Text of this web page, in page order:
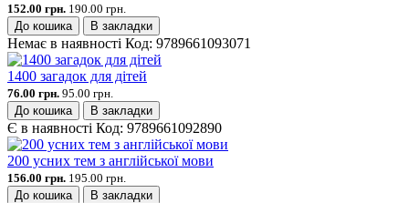
152.00 грн. 190.00 грн.
До кошика
В закладки
Немає в наявності Код: 9789661093071
1400 загадок для дітей
76.00 грн. 95.00 грн.
До кошика
В закладки
Є в наявності Код: 9789661092890
200 усних тем з англійської мови
156.00 грн. 195.00 грн.
До кошика
В закладки